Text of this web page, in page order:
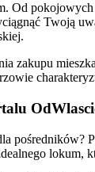
Od
Twoją
zakupu
pośredników?
lokum,